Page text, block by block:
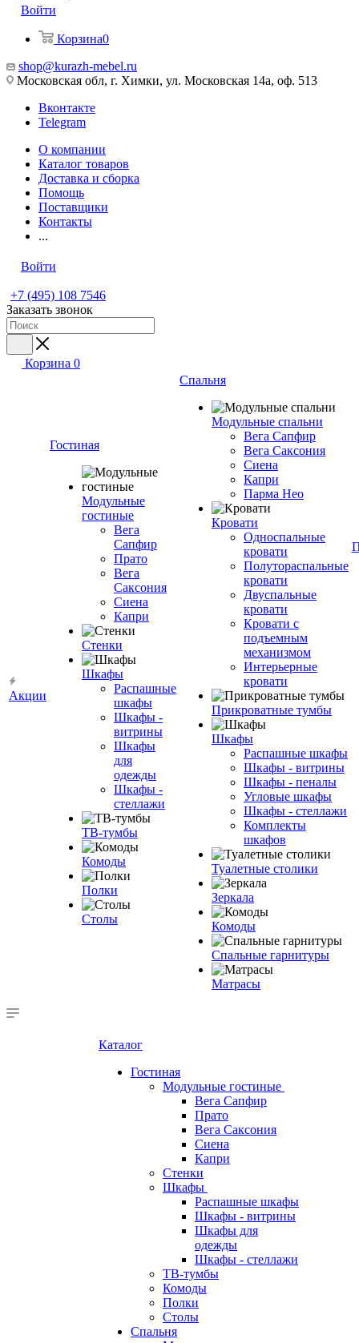
Войти
Корзина0
shop@kurazh-mebel.ru
Московская обл, г. Химки, ул. Московская 14а, оф. 513
Вконтакте
Telegram
О компании
Каталог товаров
Доставка и сборка
Помощь
Поставщики
Контакты
...
Войти
+7 (495) 108 7546
Заказать звонок
Корзина 0
Акции
Гостиная
Модульные
гостиные
Вега
Сапфир
Прато
Вега
Саксония
Сиена
Капри
Стенки
Шкафы
Распашные
шкафы
Шкафы -
витрины
Шкафы
для
одежды
Шкафы -
стеллажи
ТВ-тумбы
Комоды
Полки
Столы
Спальня
Модульные спальни
Вега Сапфир
Вега Саксония
Сиена
Капри
Парма Нео
Кровати
Односпальные
кровати
Полутораспальные
кровати
Двуспальные
кровати
Кровати с
подъемным
механизмом
Интерьерные
кровати
Прикроватные тумбы
Шкафы
Распашные шкафы
Шкафы - витрины
Шкафы - пеналы
Угловые шкафы
Шкафы - стеллажи
Комплекты
шкафов
Туалетные столики
Зеркала
Комоды
Спальные гарнитуры
Матрасы
Каталог
Гостиная
Модульные гостиные
Вега Сапфир
Прато
Вега Саксония
Сиена
Капри
Стенки
Шкафы
Распашные шкафы
Шкафы - витрины
Шкафы для
одежды
Шкафы - стеллажи
ТВ-тумбы
Комоды
Полки
Столы
Спальня